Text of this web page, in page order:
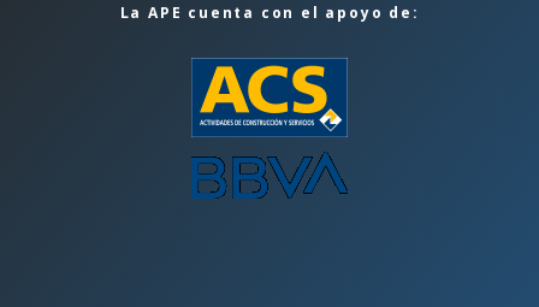
La APE cuenta con el apoyo de: